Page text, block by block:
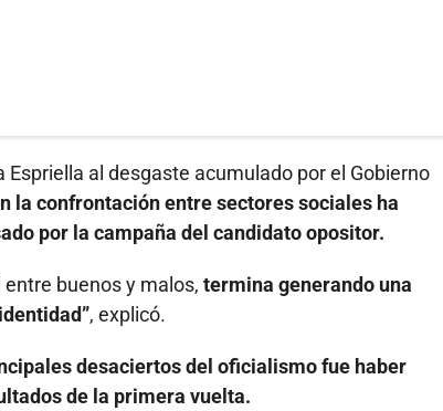
al desgaste acumulado por el Gobierno
la confrontación entre sectores sociales ha
por la campaña del candidato opositor.
buenos y malos, termina generando una
, explicó.
desaciertos del oficialismo fue haber
de la primera vuelta.